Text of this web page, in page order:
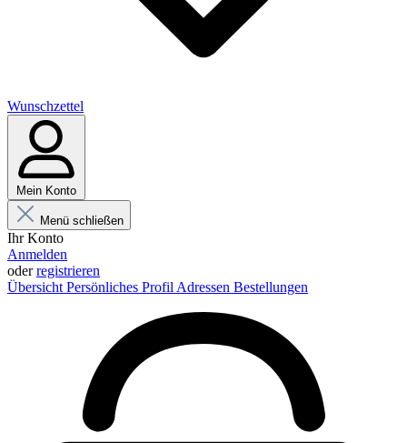
Wunschzettel
Mein Konto
Menü schließen
Ihr Konto
Anmelden
oderregistrieren
Übersicht Persönliches Profil Adressen Bestellungen